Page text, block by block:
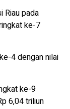
Riau pada
ke-7
4 dengan nilai
ke-9
6,04 triliun